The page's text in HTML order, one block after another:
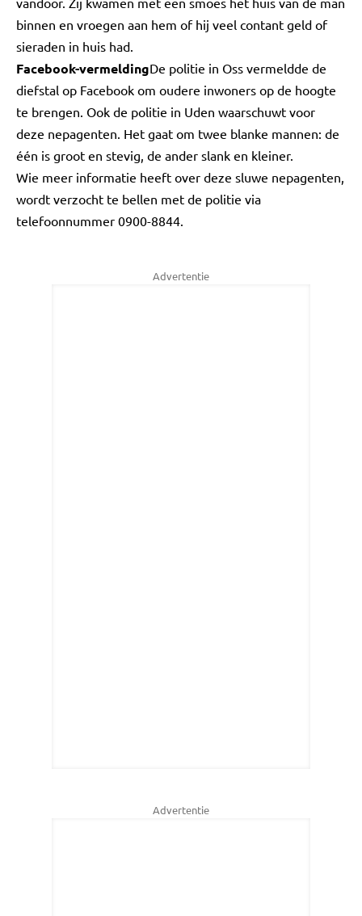
binnen en vroegen aan hem of hij veel contant geld of
sieraden in huis had.
Facebook-vermeldingDe politie in Oss vermeldde de
diefstal op Facebook om oudere inwoners op de hoogte
te brengen. Ook de politie in Uden waarschuwt voor
deze nepagenten. Het gaat om twee blanke mannen: de
één is groot en stevig, de ander slank en kleiner.
Wie meer informatie heeft over deze sluwe nepagenten,
wordt verzocht te bellen met de politie via
telefoonnummer 0900-8844.
Advertentie
Advertentie